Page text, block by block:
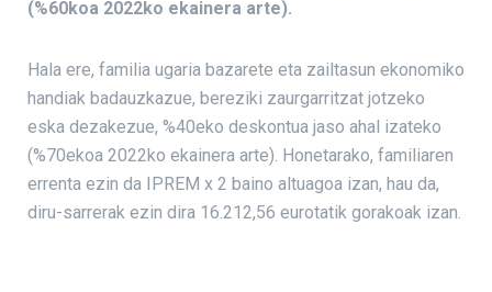
(%60koa 2022ko ekainera arte).
Hala ere, familia ugaria bazarete eta zailtasun ekonomiko
handiak badauzkazue, bereziki zaurgarritzat jotzeko
eska dezakezue, %40eko deskontua jaso ahal izateko
(%70ekoa 2022ko ekainera arte). Honetarako, familiaren
errenta ezin da IPREM x 2 baino altuagoa izan, hau da,
diru-sarrerak ezin dira 16.212,56 eurotatik gorakoak izan.